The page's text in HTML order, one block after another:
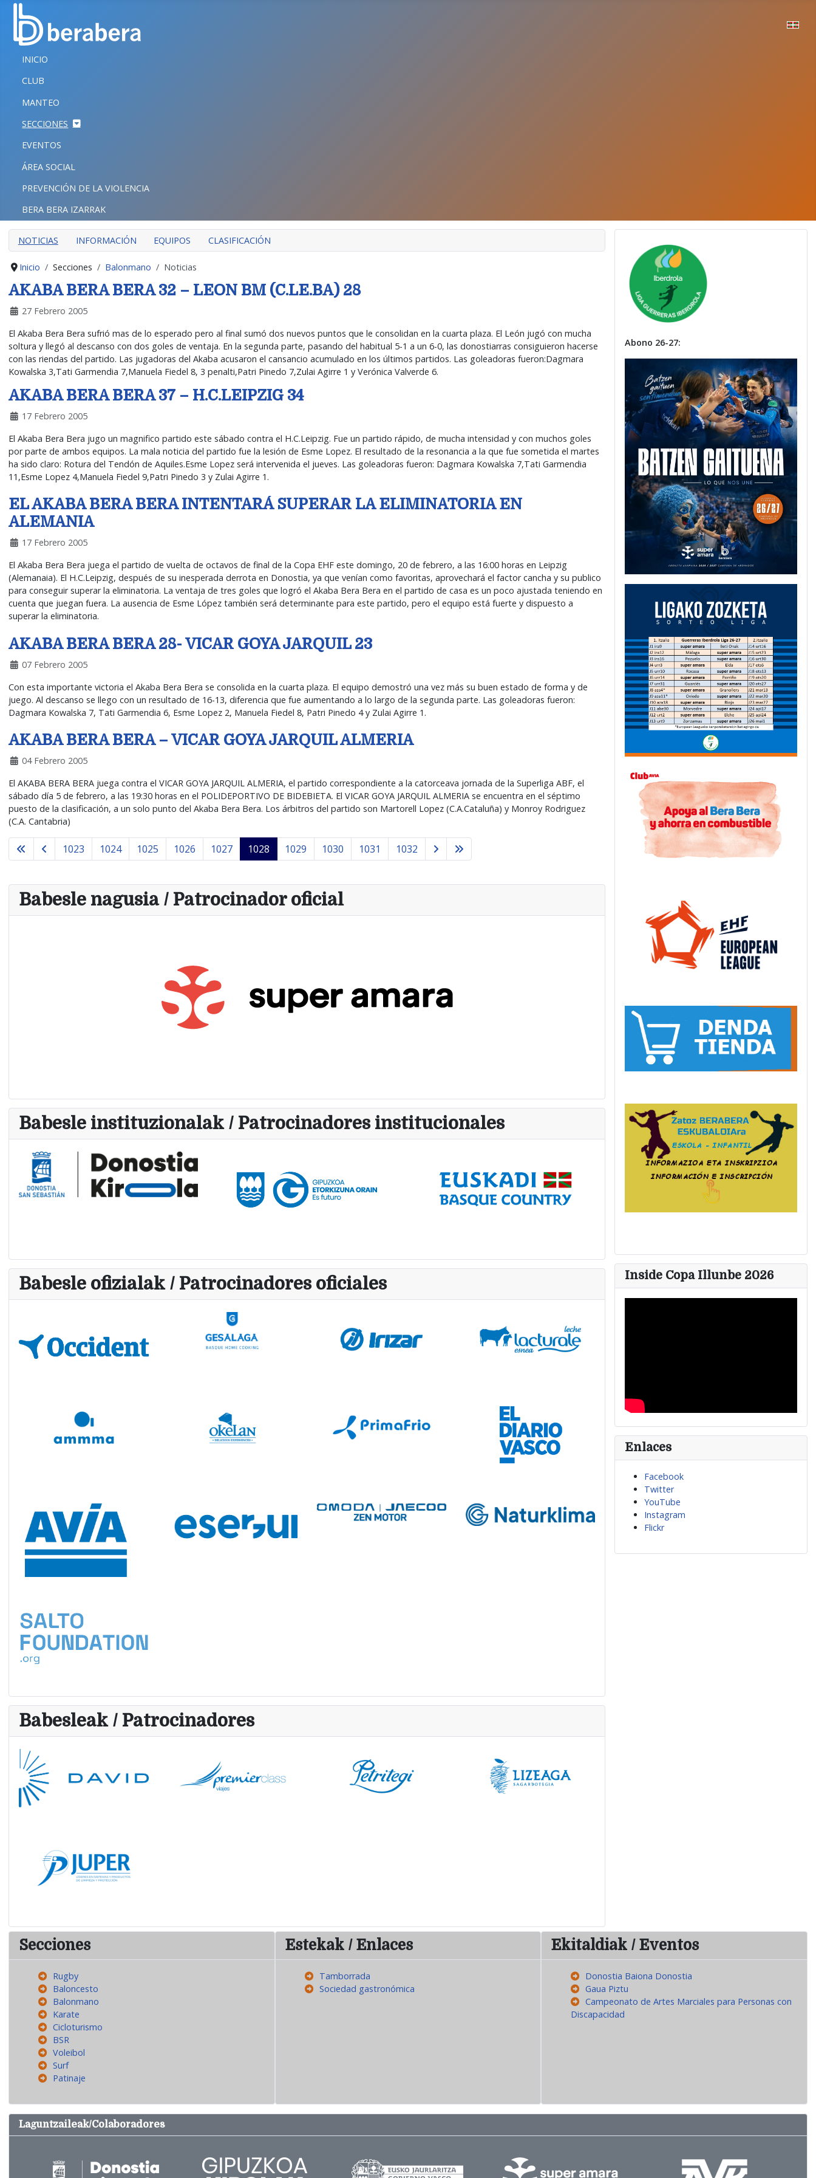
CERRAR
INICIO
CLUB
MANTEO
SECCIONES
EVENTOS
ÁREA SOCIAL
PREVENCIÓN DE LA VIOLENCIA
BERA BERA IZARRAK
INICIO
CLUB
MANTEO
SECCIONES
EVENTOS
ÁREA SOCIAL
PREVENCIÓN DE LA VIOLENCIA
BERA BERA IZARRAK
NOTICIAS INFORMACIÓN EQUIPOS CLASIFICACIÓN
Inicio Secciones Balonmano Noticias
AKABA BERA BERA 32 – LEON BM (C.LE.BA) 28
27 Febrero 2005
El Akaba Bera Bera sufrió mas de lo esperado pero al final sumó dos nuevos puntos que le consolidan en la cuarta plaza. El León jugó con mucha
soltura y llegó al descanso con dos goles de ventaja. En la segunda parte, pasando del habitual 5-1 a un 6-0, las donostiarras consiguieron hacerse
con las riendas del partido. Las jugadoras del Akaba acusaron el cansancio acumulado en los últimos partidos. Las goleadoras fueron:Dagmara
Kowalska 3,Tati Garmendia 7,Manuela Fiedel 8, 3 penalti,Patri Pinedo 7,Zulai Agirre 1 y Verónica Valverde 6.
AKABA BERA BERA 37 – H.C.LEIPZIG 34
17 Febrero 2005
El Akaba Bera Bera jugo un magnifico partido este sábado contra el H.C.Leipzig. Fue un partido rápido, de mucha intensidad y con muchos goles
por parte de ambos equipos. La mala noticia del partido fue la lesión de Esme Lopez. El resultado de la resonancia a la que fue sometida el martes
ha sido claro: Rotura del Tendón de Aquiles.Esme Lopez será intervenida el jueves. Las goleadoras fueron: Dagmara Kowalska 7,Tati Garmendia
11,Esme Lopez 4,Manuela Fiedel 9,Patri Pinedo 3 y Zulai Agirre 1.
EL AKABA BERA BERA INTENTARÁ SUPERAR LA ELIMINATORIA EN
ALEMANIA
17 Febrero 2005
El Akaba Bera Bera juega el partido de vuelta de octavos de final de la Copa EHF este domingo, 20 de febrero, a las 16:00 horas en Leipzig
(Alemanaia). El H.C.Leipzig, después de su inesperada derrota en Donostia, ya que venían como favoritas, aprovechará el factor cancha y su publico
para conseguir superar la eliminatoria. La ventaja de tres goles que logró el Akaba Bera Bera en el partido de casa es un poco ajustada teniendo en
cuenta que juegan fuera. La ausencia de Esme López también será determinante para este partido, pero el equipo está fuerte y dispuesto a
superar la eliminatoria.
AKABA BERA BERA 28- VICAR GOYA JARQUIL 23
07 Febrero 2005
Con esta importante victoria el Akaba Bera Bera se consolida en la cuarta plaza. El equipo demostró una vez más su buen estado de forma y de
juego. Al descanso se llego con un resultado de 16-13, diferencia que fue aumentando a lo largo de la segunda parte. Las goleadoras fueron:
Dagmara Kowalska 7, Tati Garmendia 6, Esme Lopez 2, Manuela Fiedel 8, Patri Pinedo 4 y Zulai Agirre 1.
AKABA BERA BERA – VICAR GOYA JARQUIL ALMERIA
04 Febrero 2005
El AKABA BERA BERA juega contra el VICAR GOYA JARQUIL ALMERIA, el partido correspondiente a la catorceava jornada de la Superliga ABF, el
sábado día 5 de febrero, a las 19:30 horas en el POLIDEPORTIVO DE BIDEBIETA. El VICAR GOYA JARQUIL ALMERIA se encuentra en el séptimo
puesto de la clasificación, a un solo punto del Akaba Bera Bera. Los árbitros del partido son Martorell Lopez (C.A.Cataluña) y Monroy Rodriguez
(C.A. Cantabria)
1023 1024 1025 1026 1027 1028 1029 1030 1031 1032
Babesle nagusia / Patrocinador oficial
Babesle instituzionalak / Patrocinadores institucionales
Babesle ofizialak / Patrocinadores oficiales
Babesleak / Patrocinadores
Abono 26-27:
Inside Copa Illunbe 2026
Enlaces
Facebook
Twitter
YouTube
Instagram
Flickr
Secciones
Rugby
Baloncesto
Balonmano
Karate
Cicloturismo
BSR
Voleibol
Surf
Patinaje
Estekak / Enlaces
Tamborrada
Sociedad gastronómica
Ekitaldiak / Eventos
Donostia Baiona Donostia
Gaua Piztu
Campeonato de Artes Marciales para Personas con
Discapacidad
Laguntzaileak/Colaboradores